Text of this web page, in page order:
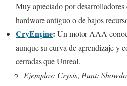
Muy apreciado por
hardware antiguo o de bajos
CryEngine: Un motor AAA
aunque su curva de aprendizaje y
cerradas que Unreal.
Ejemplos: Crysis, Hunt: